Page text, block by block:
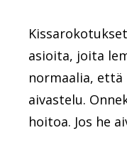
asioita, joita
normaalia, että
aivastelu.
hoitoa. Jos he